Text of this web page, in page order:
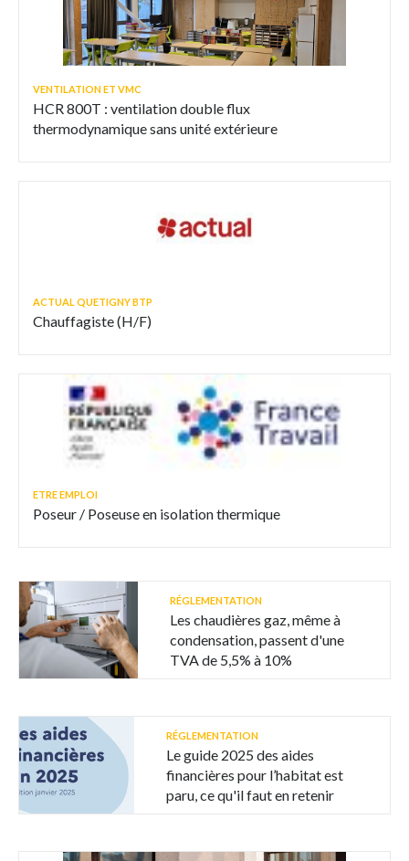
VENTILATION ET VMC
HCR 800T : ventilation double flux
thermodynamique sans unité extérieure
ACTUAL QUETIGNY BTP
Chauffagiste (H/F)
ETRE EMPLOI
Poseur / Poseuse en isolation thermique
RÉGLEMENTATION
Les chaudières gaz, même à
condensation, passent d'une
TVA de 5,5% à 10%
RÉGLEMENTATION
Le guide 2025 des aides
financières pour l’habitat est
paru, ce qu'il faut en retenir